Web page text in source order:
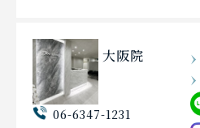
大阪院
06-6347-1231